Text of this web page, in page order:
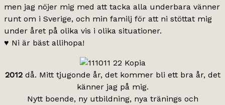
men jag nöjer mig med att tacka alla underbara vänner
runt om i Sverige, och min familj för att ni stöttat mig
under året på olika vis i olika situationer.
♥ Ni är bäst allihopa!
2012då. Mitt tjugonde år, det kommer bli ett bra år, det
känner jag på mig.
Nytt boende, ny utbildning, nya tränings och